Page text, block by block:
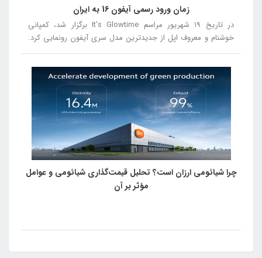
زمان ورود رسمی آیفون 16 به ایران
در تاریخ ۱۹ شهریور مراسم It’s Glowtime برگزار شد، کمپانی
خوشنام و معروف اپل از جدیدترین مدل سری آیفون رونمایی کرد.
در این مراسم از آیفون ۱۶، آیفون ۱۶ پلاس، آیفون ۱۶ پرو و آیفون ۱۶
چرا شیائومی ارزان است؟ تحلیل قیمت‌گذاری شیائومی و عوامل
مؤثر بر آن